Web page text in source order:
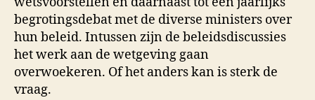
begrotingsdebat met de diverse ministers over
hun beleid. Intussen zijn de beleidsdiscussies
het werk aan de wetgeving gaan
overwoekeren. Of het anders kan is sterk de
vraag.